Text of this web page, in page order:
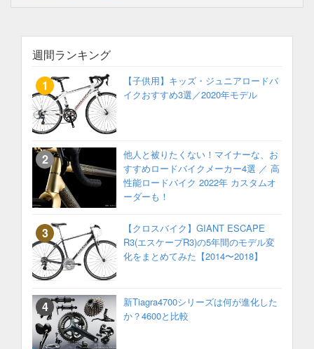
週間ランキング
【子供用】キッズ・ジュニアロードバ
イクおすすめ3選／2020年モデル
他人と被りたくない！マイナーな、お
すすめロードバイクメーカー4選 ／ 高
性能ロードバイク 2022年 カスタムオ
ーダーも！
【クロスバイク】GIANT ESCAPE
R3(エスケープR3)の5年間のモデル変
化をまとめてみた【2014〜2018】
新Tiagra4700シリーズは何が進化した
か？4600と比較